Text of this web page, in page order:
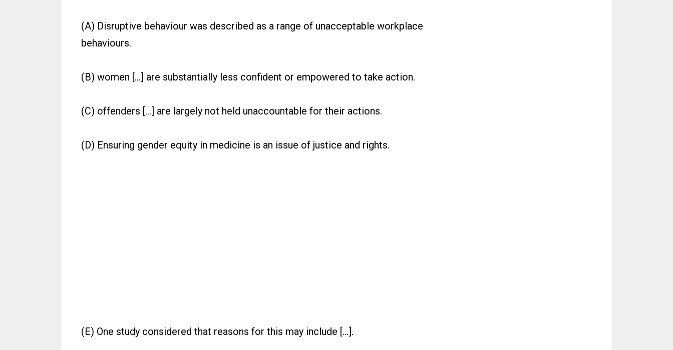
(A) Disruptive behaviour was described as a range of unacceptable workplace
behaviours.
(B) women […] are substantially less confident or empowered to take action.
(C) offenders […] are largely not held unaccountable for their actions.
(D) Ensuring gender equity in medicine is an issue of justice and rights.
(E) One study considered that reasons for this may include […].